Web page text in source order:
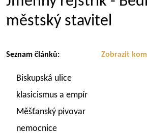
městský stavitel
Zobrazit
Seznam článků:
Biskupská ulice
klasicismus a empír
Měšťanský pivovar
nemocnice